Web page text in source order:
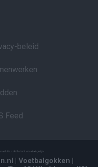
beleid
Feed
| Voetbalgokken